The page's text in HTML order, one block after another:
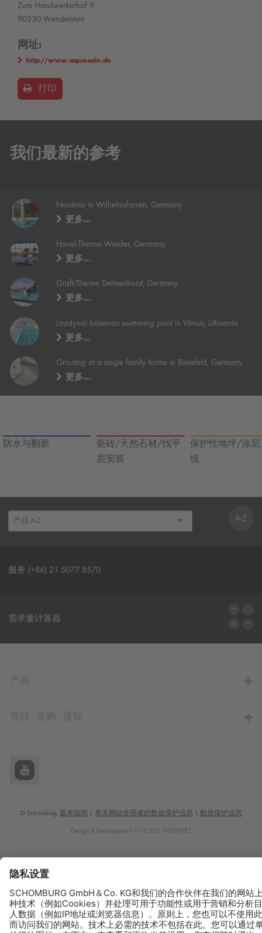
Zum Handwerkerhof 9
90530 Wendelstein
网址:
http://www.aqua-sole.de
打印
我们最新的参考
Nautimo in Wilhelmshaven, Germany
更多…
Havel-Therme Werder, Germany
更多…
Graft-Therme Delmenhorst, Germany
更多…
Lazdynai baseinas swimming pool in Vilnius, Lithuania
更多…
Grouting at a single family home in Bielefeld, Germany
更多…
防水与翻新
瓷砖/天然石材/找平
层安装
保护性地坪/涂层
统
A-Z
服务 (+86) 21 5077 8570
需求量计算器
© Schomburg. 版本说明 有关网站使用者的数据保护信息 数据保护信息
Design & Development +| LOUIS INTERNET